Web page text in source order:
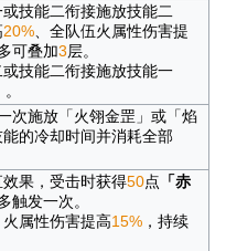
技能二衔接施放技能二
20%、全队伍火属性伤害提
可叠加3层。
技能二衔接施放技能一
。
次施放「火翎金罡」或「焰
的冷却时间并消耗全部
果，受击时获得50点 「赤
触发一次。
属性伤害提高15%，持续